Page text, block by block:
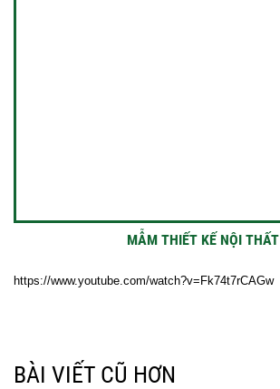
MẪM THIẾT KẾ NỘI THẤT
https://www.youtube.com/watch?v=Fk74t7rCAGw
BÀI VIẾT CŨ HƠN